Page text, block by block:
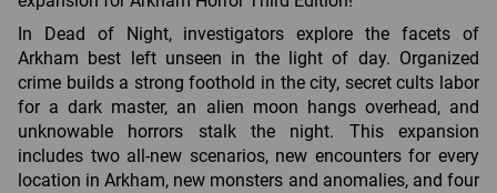
In Dead of Night, investigators explore the facets of
Arkham best left unseen in the light of day. Organized
crime builds a strong foothold in the city, secret cults labor
for a dark master, an alien moon hangs overhead, and
unknowable horrors stalk the night. This expansion
includes two all-new scenarios, new encounters for every
location in Arkham, new monsters and anomalies, and four